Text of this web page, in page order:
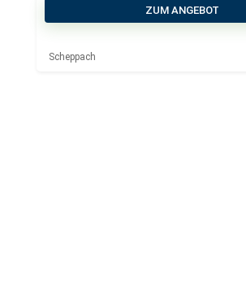
ZUM ANGEBOT
Scheppach